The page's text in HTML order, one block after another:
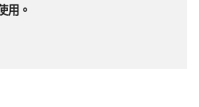
用。